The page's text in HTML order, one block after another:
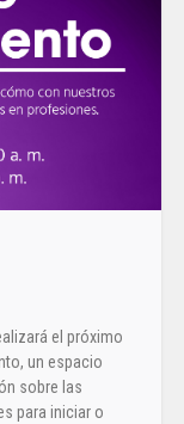
el próximo
un espacio
sobre las
para iniciar o